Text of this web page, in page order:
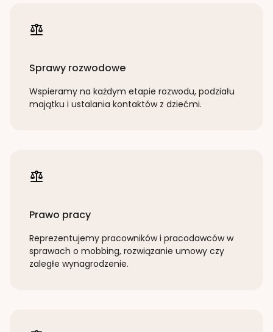
Sprawy rozwodowe
Wspieramy na każdym etapie rozwodu, podziału
majątku i ustalania kontaktów z dziećmi.
Prawo pracy
Reprezentujemy pracowników i pracodawców w
sprawach o mobbing, rozwiązanie umowy czy
zaległe wynagrodzenie.